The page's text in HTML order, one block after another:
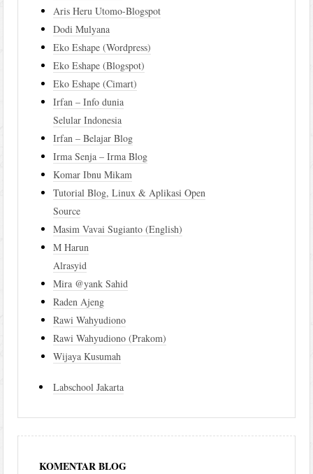
Aris Heru Utomo-Blogspot
Dodi Mulyana
Eko Eshape (Wordpress)
Eko Eshape (Blogspot)
Eko Eshape (Cimart)
Irfan – Info dunia
Selular Indonesia
Irfan – Belajar Blog
Irma Senja – Irma Blog
Komar Ibnu Mikam
Tutorial Blog, Linux & Aplikasi Open
Source
Masim Vavai Sugianto (English)
M Harun
Alrasyid
Mira @yank Sahid
Raden Ajeng
Rawi Wahyudiono
Rawi Wahyudiono (Prakom)
Wijaya Kusumah
Labschool Jakarta
KOMENTAR BLOG